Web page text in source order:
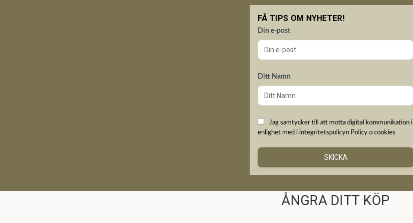
FÅ TIPS OM NYHETER!
Din e-post
Ditt Namn
Jag samtycker till att motta digital kommunikation i
enlighet med i integritetspolicyn Policy o cookies
SKICKA
ÅNGRA DITT KÖP